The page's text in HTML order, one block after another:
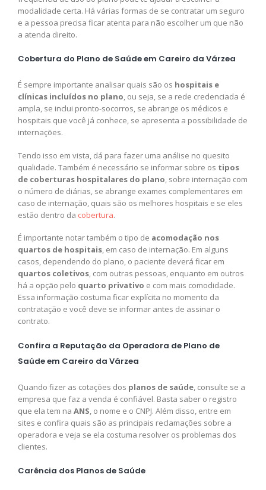
modalidade certa. Há várias formas de se contratar um seguro
e a pessoa precisa ficar atenta para não escolher um que não
a atenda direito.
Cobertura do Plano de Saúde em Careiro da Várzea
É sempre importante analisar quais são os hospitais e
clínicas incluídos no plano, ou seja, se a rede credenciada é
ampla, se inclui pronto-socorros, se abrange os médicos e
hospitais que você já conhece, se apresenta a possibilidade de
internações.
Tendo isso em vista, dá para fazer uma análise no quesito
qualidade. Também é necessário se informar sobre os tipos
de coberturas hospitalares do plano, sobre internação com
o número de diárias, se abrange exames complementares em
caso de internação, quais são os melhores hospitais e se eles
estão dentro da cobertura.
É importante notar também o tipo de acomodação nos
quartos de hospitais, em caso de internação. Em alguns
casos, dependendo do plano, o paciente deverá ficar em
quartos coletivos, com outras pessoas, enquanto em outros
há a opção pelo quarto privativo e com mais comodidade.
Essa informação costuma ficar explícita no momento da
contratação e você deve se informar antes de assinar o
contrato.
Confira a Reputação da Operadora de Plano de
Saúde em Careiro da Várzea
Quando fizer as cotações dos planos de saúde, consulte se a
empresa que faz a venda é confiável. Basta saber o registro
que ela tem na ANS, o nome e o CNPJ. Além disso, entre em
sites e confira quais são as principais reclamações sobre a
operadora e veja se ela costuma resolver os problemas dos
clientes.
Carência dos Planos de Saúde